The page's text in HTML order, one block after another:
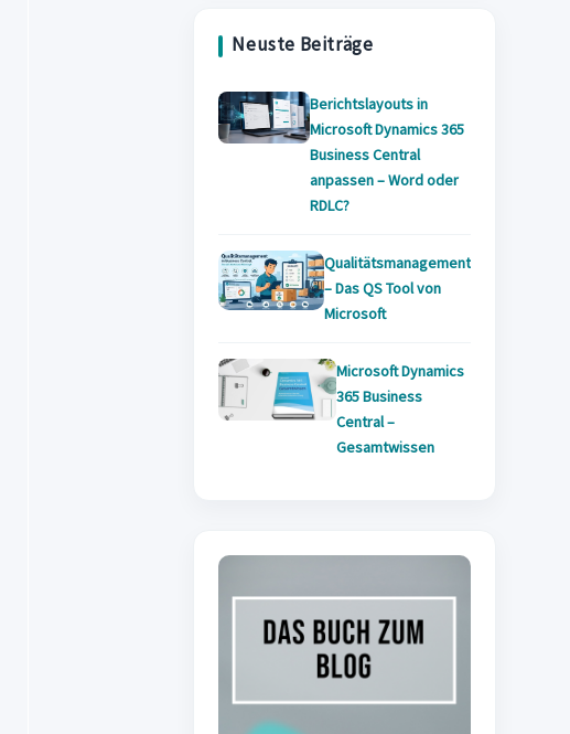
tab
Neuste Beiträge
Berichtslayouts in
Microsoft Dynamics 365
Business Central
anpassen – Word oder
RDLC?
Qualitätsmanagement
– Das QS Tool von
Microsoft
Microsoft Dynamics
365 Business
Central –
Gesamtwissen